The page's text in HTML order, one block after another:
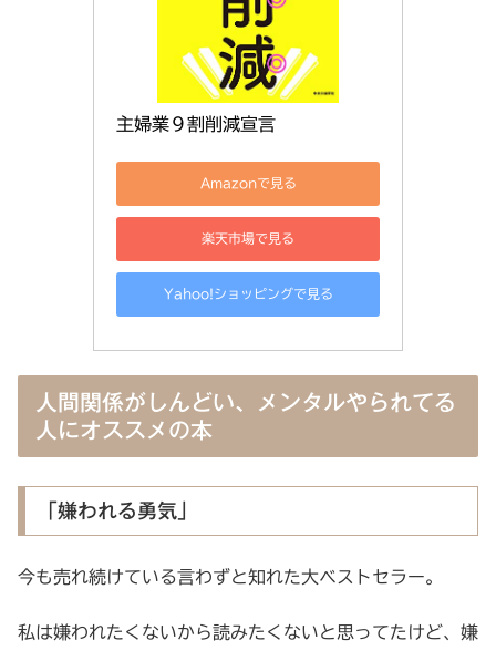
主婦業９割削減宣言
Amazonで見る
楽天市場で見る
Yahoo!ショッピングで見る
人間関係がしんどい、メンタルやられてる
人にオススメの本
「嫌われる勇気」
今も売れ続けている言わずと知れた大ベストセラー。
私は嫌われたくないから読みたくないと思ってたけど、嫌